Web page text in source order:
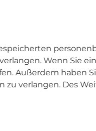
Wenn Sie
Außerdem haben
verlangen. Des